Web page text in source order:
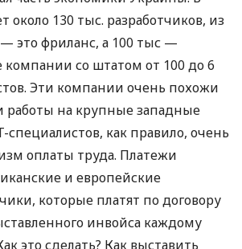
около 130 тыс. разработчиков, из
это фриланс, а 100 тыс —
компании со штатом от 100 до 6
Эти компании очень похожи
работы на крупные западные
специалистов, как правило, очень
оплаты труда. Платежи
и европейские
которые платят по договору
инвойса каждому
это сделать? Как выставить